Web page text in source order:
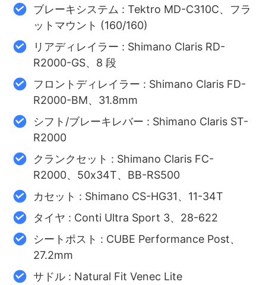
ブレーキシステム : Tektro MD-C310C、フラ
ットマウント (160/160)
リアディレイラー : Shimano Claris RD-
R2000-GS、8 段
フロントディレイラー : Shimano Claris FD-
R2000-BM、31.8mm
シフト/ブレーキレバー : Shimano Claris ST-
R2000
クランクセット : Shimano Claris FC-
R2000、50x34T、BB-RS500
カセット : Shimano CS-HG31、11-34T
タイヤ : Conti Ultra Sport 3、28-622
シートポスト : CUBE Performance Post、
27.2mm
サドル : Natural Fit Venec Lite